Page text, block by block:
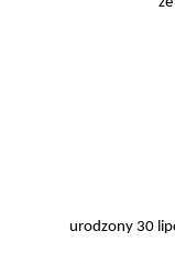
urodzony 30